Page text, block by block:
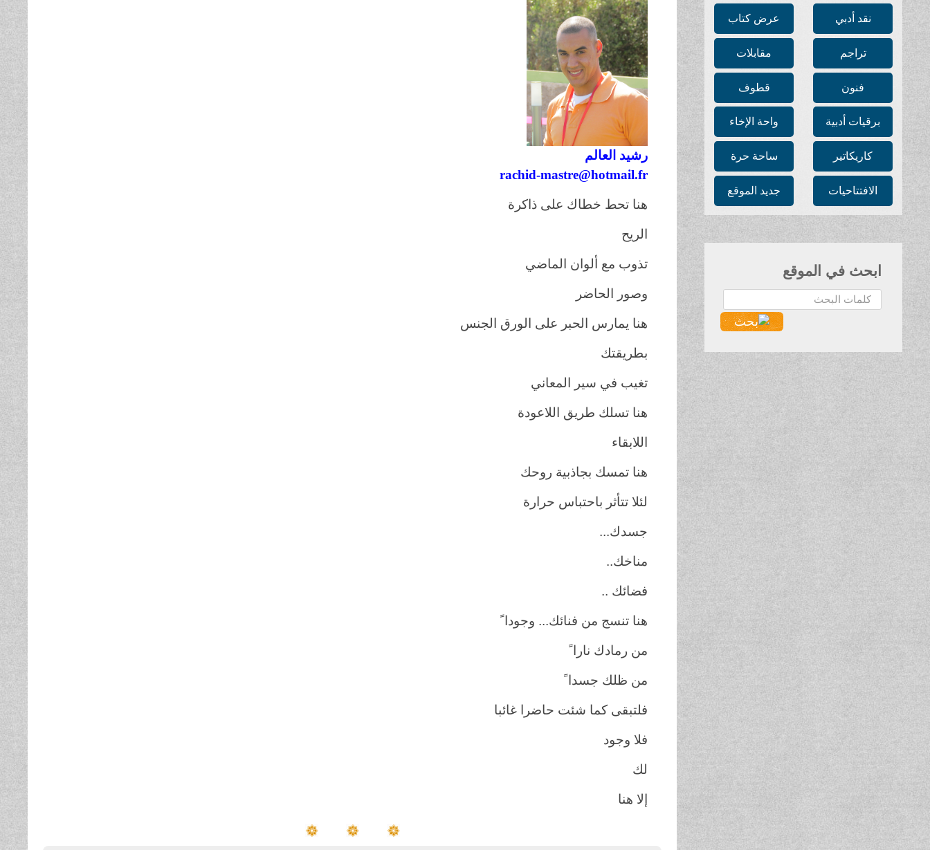
نقد أدبي عرض كتاب
تراجم مقابلات
فنون قطوف
برقيات أدبية واحة الإخاء
كاريكاتير ساحة حرة
الافتتاحيات جديد الموقع
ابحث في الموقع
البحث...
رشيد العالم
rachid-mastre@hotmail.fr
هنا تحط خطاك على ذاكرة
الريح
تذوب مع ألوان الماضي
وصور الحاضر
هنا يمارس الحبر على الورق الجنس
بطريقتك
تغيب في سير المعاني
هنا تسلك طريق اللاعودة
اللابقاء
هنا تمسك بجاذبية روحك
لئلا تتأثر باحتباس حرارة
جسدك...
مناخك..
فضائك ..
هنا تنسج من فنائك... وجودا ً
من رمادك نارا ً
من ظلك جسدا ً
فلتبقى كما شئت حاضرا غائبا
فلا وجود
لك
إلا هنا